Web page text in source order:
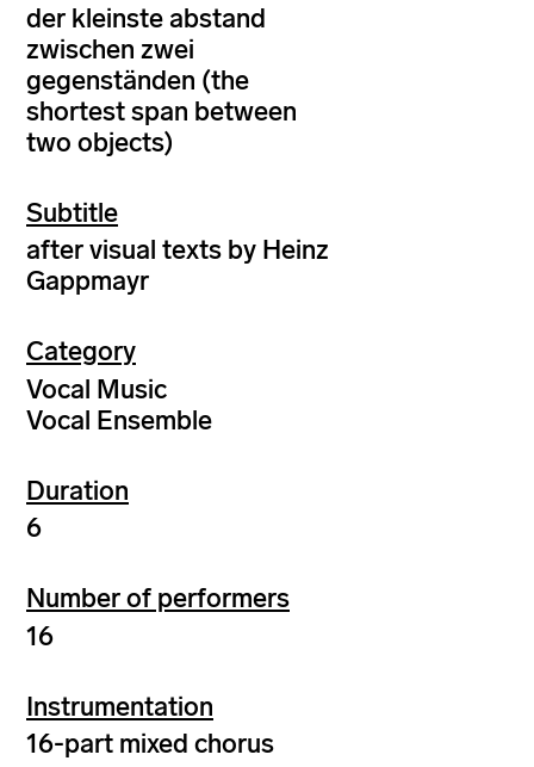
der kleinste abstand
zwischen zwei
gegenständen (the
shortest span between
two objects)
Subtitle
after visual texts by Heinz
Gappmayr
Category
Vocal Music
Vocal Ensemble
Duration
6
Number of performers
16
Instrumentation
16-part mixed chorus